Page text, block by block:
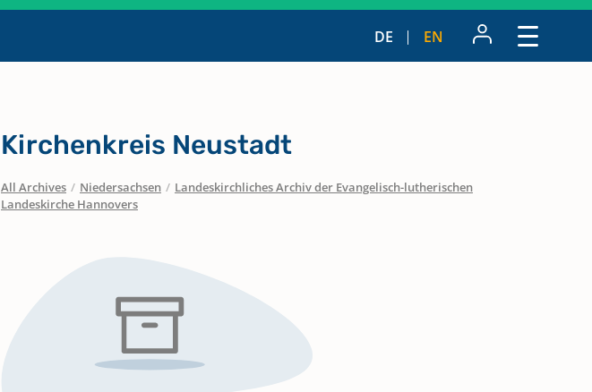
DE EN
Kirchenkreis Neustadt
All Archives / Niedersachsen / Landeskirchliches Archiv der Evangelisch-lutherischen
Landeskirche Hannovers